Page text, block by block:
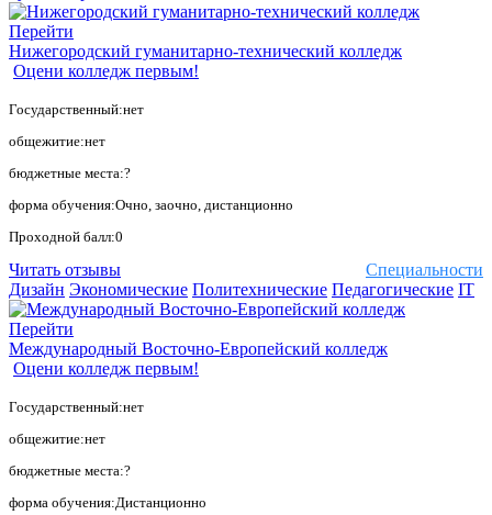
Перейти
Нижегородский гуманитарно-технический колледж
Оцени колледж первым!
Государственный:нет
общежитие:нет
бюджетные места:?
форма обучения:Очно, заочно, дистанционно
Проходной балл:0
Специальности
Читать отзывы
Дизайн Экономические Политехнические Педагогические IT
Перейти
Международный Восточно-Европейский колледж
Оцени колледж первым!
Государственный:нет
общежитие:нет
бюджетные места:?
форма обучения:Дистанционно